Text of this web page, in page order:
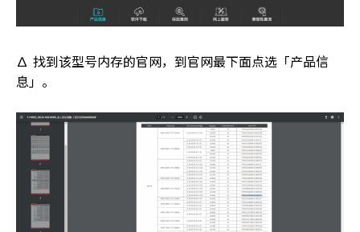
∆ 找到该型号内存的官网，到官网最下面点选「产品信
息」。